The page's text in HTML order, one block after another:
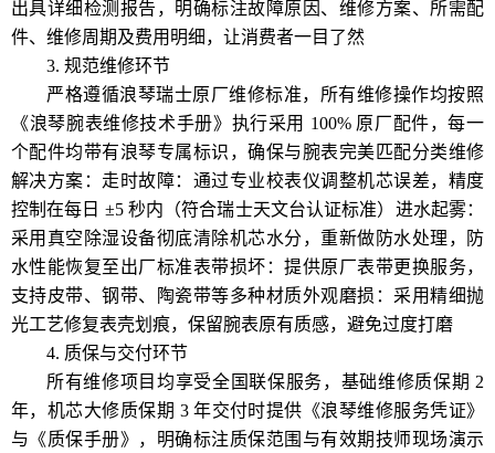
出具详细检测报告，明确标注故障原因、维修方案、所需配
件、维修周期及费用明细，让消费者一目了然
3. 规范维修环节
严格遵循浪琴瑞士原厂维修标准，所有维修操作均按照
《浪琴腕表维修技术手册》执行采用 100% 原厂配件，每一
个配件均带有浪琴专属标识，确保与腕表完美匹配分类维修
解决方案：走时故障：通过专业校表仪调整机芯误差，精度
控制在每日 ±5 秒内（符合瑞士天文台认证标准）进水起雾：
采用真空除湿设备彻底清除机芯水分，重新做防水处理，防
水性能恢复至出厂标准表带损坏：提供原厂表带更换服务，
支持皮带、钢带、陶瓷带等多种材质外观磨损：采用精细抛
光工艺修复表壳划痕，保留腕表原有质感，避免过度打磨
4. 质保与交付环节
所有维修项目均享受全国联保服务，基础维修质保期 2
年，机芯大修质保期 3 年交付时提供《浪琴维修服务凭证》
与《质保手册》，明确标注质保范围与有效期技师现场演示